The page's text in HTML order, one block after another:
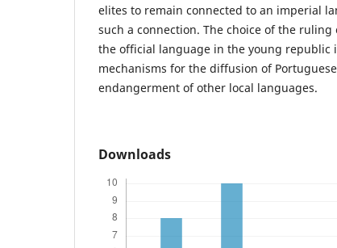
elites to remain connected to an imperial
such a connection. The choice of the
the official language in the young republic
mechanisms for the diffusion of
endangerment of other local languages.
Downloads